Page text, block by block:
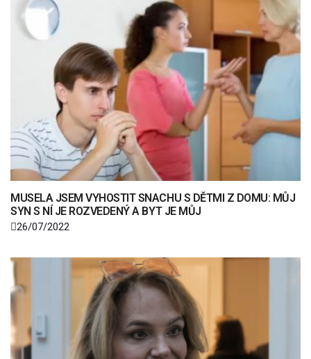
MUSELA JSEM VYHOSTIT SNACHU S DĚTMI Z DOMU: MŮJ
SYN S NÍ JE ROZVEDENÝ A BYT JE MŮJ
26/07/2022